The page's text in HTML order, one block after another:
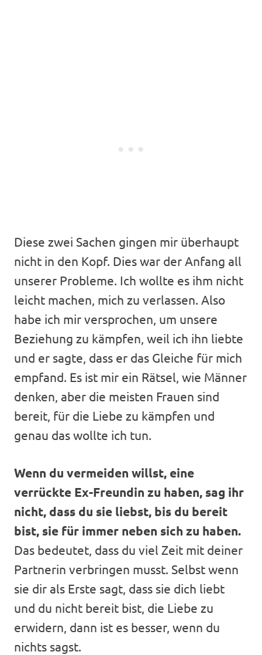
Diese zwei Sachen gingen mir überhaupt
nicht in den Kopf. Dies war der Anfang all
unserer Probleme. Ich wollte es ihm nicht
leicht machen, mich zu verlassen. Also
habe ich mir versprochen, um unsere
Beziehung zu kämpfen, weil ich ihn liebte
und er sagte, dass er das Gleiche für mich
empfand. Es ist mir ein Rätsel, wie Männer
denken, aber die meisten Frauen sind
bereit, für die Liebe zu kämpfen und
genau das wollte ich tun.
Wenn du vermeiden willst, eine
verrückte Ex-Freundin zu haben, sag ihr
nicht, dass du sie liebst, bis du bereit
bist, sie für immer neben sich zu haben.
Das bedeutet, dass du viel Zeit mit deiner
Partnerin verbringen musst. Selbst wenn
sie dir als Erste sagt, dass sie dich liebt
und du nicht bereit bist, die Liebe zu
erwidern, dann ist es besser, wenn du
nichts sagst.